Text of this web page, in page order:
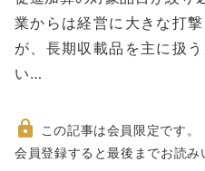
業からは経営に大きな打
が、長期収載品を主に扱
い…
非
この記事は会員限定です。
会員登録すると最後までお読み